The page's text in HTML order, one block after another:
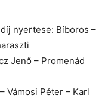
nyertese: Bíboros –
Jenő – Promenád
Vámosi Péter – Karl